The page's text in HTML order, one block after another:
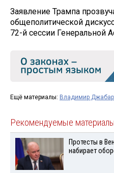
Заявление Трампа
общеполитической
72-й сессии Генеральной
Ещё материалы: Владимир
Рекомендуемые материалы
Протесты в
набирает